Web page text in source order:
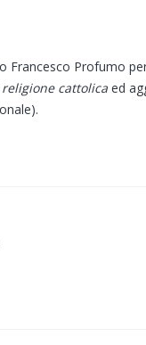
Profumo
cattolica ed